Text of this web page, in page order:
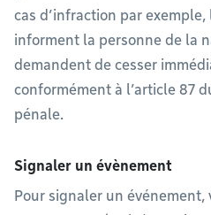
cas d’infraction par
informent la personne de la
demandent de cesser
conformément à l’article 87
pénale.
Signaler un évènement
Pour signaler un événement,